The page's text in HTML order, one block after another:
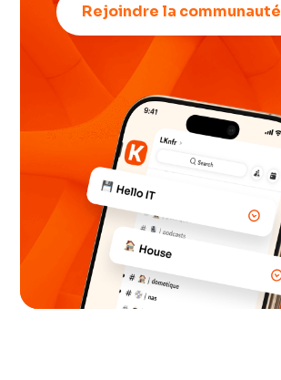
Rejoindre la communauté